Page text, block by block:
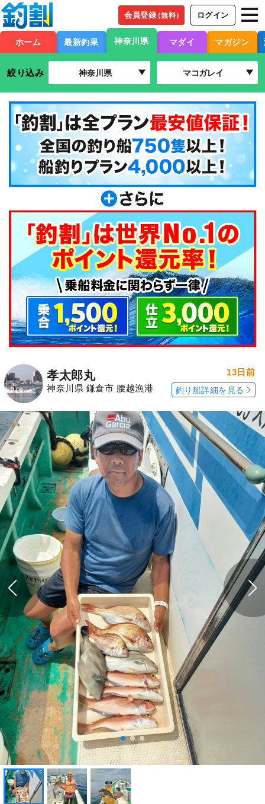
会員登録（無料） ログイン
ホーム 最新釣果 神奈川県 マダイ マガジン
絞り込み 神奈川県 マコガレイ
孝太郎丸
神奈川県 鎌倉市 腰越漁港
13日前
釣り船詳細を見る